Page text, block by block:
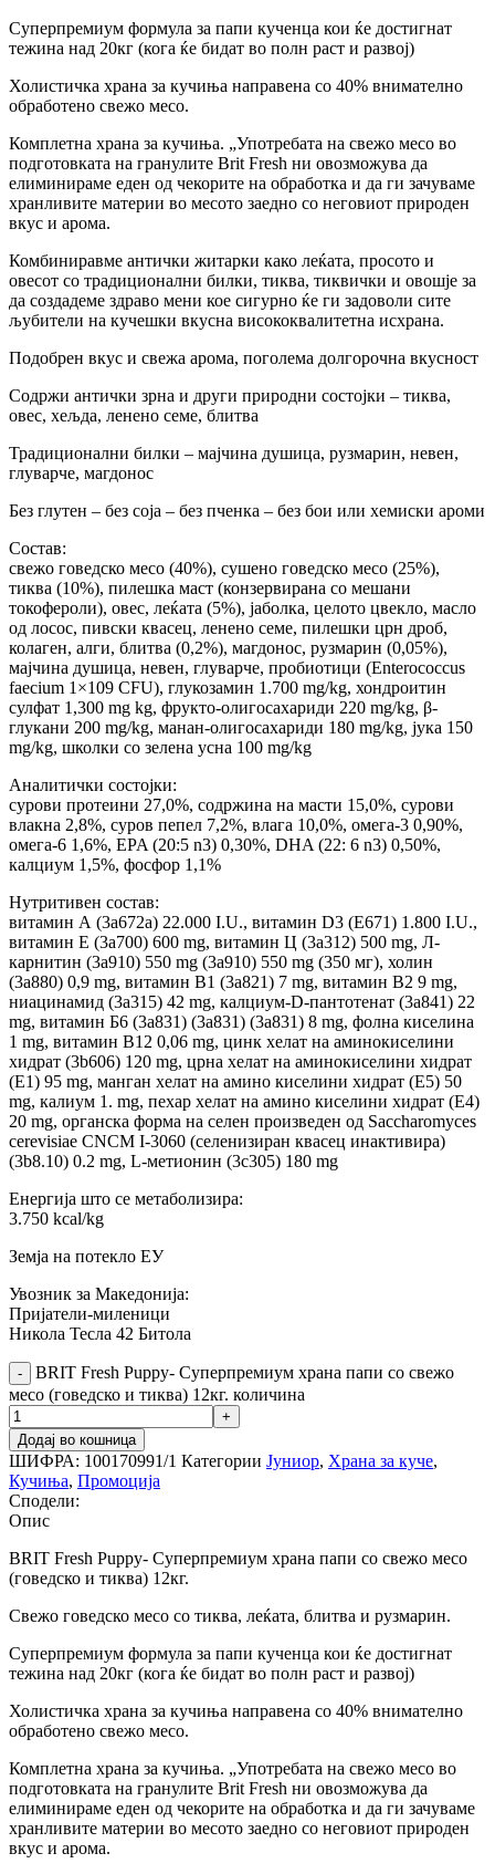
Суперпремиум формула за папи кученца кои ќе достигнат
тежина над 20кг (кога ќе бидат во полн раст и развој)
Холистичка храна за кучиња направена со 40% внимателно
обработено свежо месо.
Комплетна храна за кучиња. „Употребата на свежо месо во
подготовката на гранулите Brit Fresh ни овозможува да
елиминираме еден од чекорите на обработка и да ги зачуваме
хранливите материи во месото заедно со неговиот природен
вкус и арома.
Комбиниравме антички житарки како леќата, просото и
овесот со традиционални билки, тиква, тиквички и овошје за
да создадеме здраво мени кое сигурно ќе ги задоволи сите
љубители на кучешки вкусна висококвалитетна исхрана.
Подобрен вкус и свежа арома, поголема долгорочна вкусност
Содржи антички зрна и други природни состојки – тиква,
овес, хељда, ленено семе, блитва
Традиционални билки – мајчина душица, рузмарин, невен,
глуварче, магдонос
Без глутен – без соја – без пченка – без бои или хемиски ароми
Состав:
свежо говедско месо (40%), сушено говедско месо (25%),
тиква (10%), пилешка маст (конзервирана со мешани
токофероли), овес, леќата (5%), јаболка, целото цвекло, масло
од лосос, пивски квасец, ленено семе, пилешки црн дроб,
колаген, алги, блитва (0,2%), магдонос, рузмарин (0,05%),
мајчина душица, невен, глуварче, пробиотици (Enterococcus
faecium 1×109 CFU), глукозамин 1.700 mg/kg, хондроитин
сулфат 1,300 mg kg, фрукто-олигосахариди 220 mg/kg, β-
глукани 200 mg/kg, манан-олигосахариди 180 mg/kg, јука 150
mg/kg, школки со зелена усна 100 mg/kg
Аналитички состојки:
сурови протеини 27,0%, содржина на масти 15,0%, сурови
влакна 2,8%, суров пепел 7,2%, влага 10,0%, омега-3 0,90%,
омега-6 1,6%, EPA (20:5 n3) 0,30%, DHA (22: 6 n3) 0,50%,
калциум 1,5%, фосфор 1,1%
Нутритивен состав:
витамин А (3a672a) 22.000 I.U., витамин D3 (E671) 1.800 I.U.,
витамин Е (3a700) 600 mg, витамин Ц (3a312) 500 mg, Л-
карнитин (3a910) 550 mg (3a910) 550 mg (350 мг), холин
(3a880) 0,9 mg, витамин B1 (3a821) 7 mg, витамин B2 9 mg,
ниацинамид (3a315) 42 mg, калциум-D-пантотенат (3a841) 22
mg, витамин Б6 (3a831) (3a831) (3a831) 8 mg, фолна киселина
1 mg, витамин B12 0,06 mg, цинк хелат на аминокиселини
хидрат (3b606) 120 mg, црна хелат на аминокиселини хидрат
(Е1) 95 mg, манган хелат на амино киселини хидрат (E5) 50
mg, калиум 1. mg, пехар хелат на амино киселини хидрат (Е4)
20 mg, органска форма на селен произведен од Saccharomyces
cerevisiae CNCM I-3060 (селенизиран квасец инактивира)
(3b8.10) 0.2 mg, L-метионин (3c305) 180 mg
Енергија што се метаболизира:
3.750 kcal/kg
Земја на потекло ЕУ
Увозник за Македонија:
Пријатели-миленици
Никола Тесла 42 Битола
BRIT Fresh Puppy- Суперпремиум храна папи со свежо
месо (говедско и тиква) 12кг. количина
Додај во кошница
ШИФРА: 100170991/1 Категории Јуниор, Храна за куче,
Кучиња, Промоција
Сподели:
Опис
BRIT Fresh Puppy- Суперпремиум храна папи со свежо месо
(говедско и тиква) 12кг.
Свежо говедско месо со тиква, леќата, блитва и рузмарин.
Суперпремиум формула за папи кученца кои ќе достигнат
тежина над 20кг (кога ќе бидат во полн раст и развој)
Холистичка храна за кучиња направена со 40% внимателно
обработено свежо месо.
Комплетна храна за кучиња. „Употребата на свежо месо во
подготовката на гранулите Brit Fresh ни овозможува да
елиминираме еден од чекорите на обработка и да ги зачуваме
хранливите материи во месото заедно со неговиот природен
вкус и арома.